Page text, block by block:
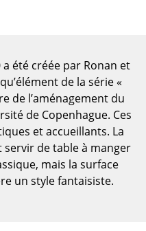
d’appoint
a été créée par Ronan et
de la série «
de l’aménagement du
de Copenhague. Ces
et accueillants. La
servir de table à manger
mais la surface
un style fantaisiste.